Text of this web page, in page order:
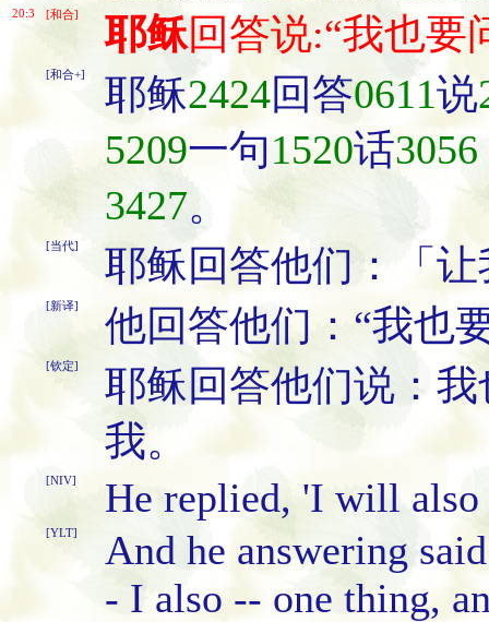
20:3 [和合] 耶稣回答说:“我也要
[和合+] 耶稣2424回答0611说
5209一句1520话3056
3427。
[当代] 耶稣回答他们：「
[新译] 他回答他们：“我也
[钦定]
耶稣回答他们说：
我。
[NIV] He replied, 'I will also
[YLT]
And he answering
- I also -- one thing,